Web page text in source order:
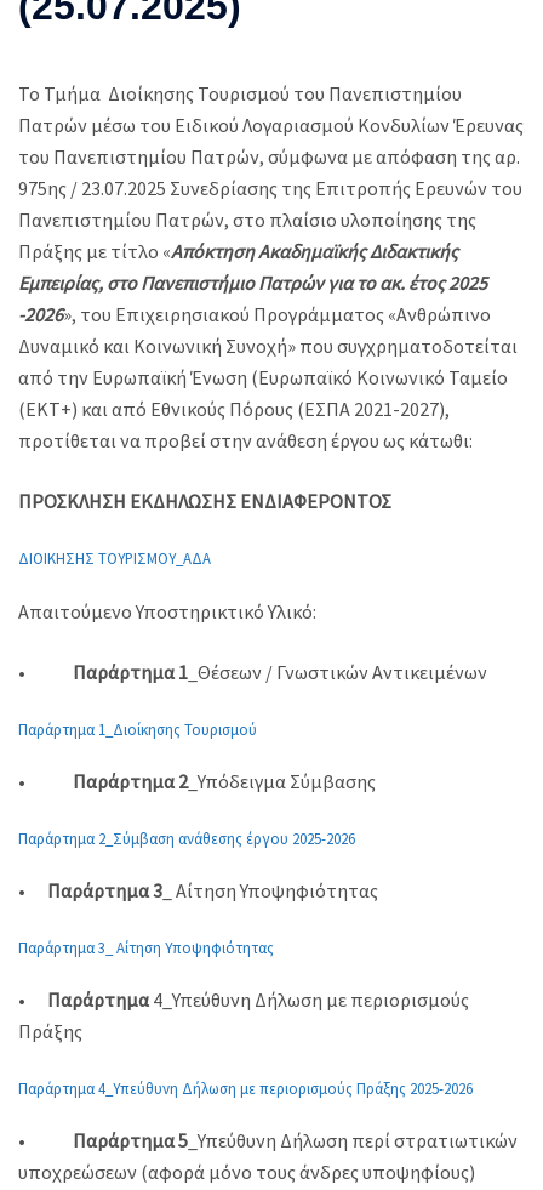
Το Τμήμα Διοίκησης Τουρισμού του Πανεπιστημίου
Πατρών μέσω του Ειδικού Λογαριασμού Κονδυλίων Έρευνας
του Πανεπιστημίου Πατρών, σύμφωνα με απόφαση της αρ.
975ης / 23.07.2025 Συνεδρίασης της Επιτροπής Ερευνών του
Πανεπιστημίου Πατρών, στο πλαίσιο υλοποίησης της
Πράξης με τίτλο «Απόκτηση Ακαδημαϊκής Διδακτικής
Εμπειρίας, στο Πανεπιστήμιο Πατρών για το ακ. έτος 2025
-2026», του Επιχειρησιακού Προγράμματος «Ανθρώπινο
Δυναμικό και Κοινωνική Συνοχή» που συγχρηματοδοτείται
από την Ευρωπαϊκή Ένωση (Ευρωπαϊκό Κοινωνικό Ταμείο
(ΕΚΤ+) και από Εθνικούς Πόρους (ΕΣΠΑ 2021-2027),
προτίθεται να προβεί στην ανάθεση έργου ως κάτωθι:
ΠΡΟΣΚΛΗΣΗ ΕΚΔΗΛΩΣΗΣ ΕΝΔΙΑΦΕΡΟΝΤΟΣ
ΔΙΟΙΚΗΣΗΣ ΤΟΥΡΙΣΜΟΥ_ΑΔΑ
Απαιτούμενο Υποστηρικτικό Υλικό:
• Παράρτημα 1 _Θέσεων / Γνωστικών Αντικειμένων
Παράρτημα 1_Διοίκησης Τουρισμού
• Παράρτημα 2_Υπόδειγμα Σύμβασης
Παράρτημα 2_Σύμβαση ανάθεσης έργου 2025-2026
• Παράρτημα 3 _ Αίτηση Υποψηφιότητας
Παράρτημα 3_ Αίτηση Υποψηφιότητας
• Παράρτημα4_Υπεύθυνη Δήλωση με περιορισμούς
Πράξης
Παράρτημα 4_Υπεύθυνη Δήλωση με περιορισμούς Πράξης 2025-2026
• Παράρτημα 5 _Υπεύθυνη Δήλωση περί στρατιωτικών
υποχρεώσεων (αφορά μόνο τους άνδρες υποψηφίους)